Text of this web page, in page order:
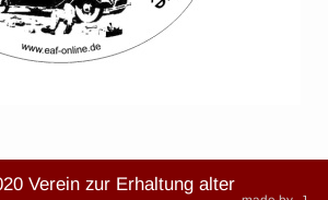
Verein zur Erhaltung alter